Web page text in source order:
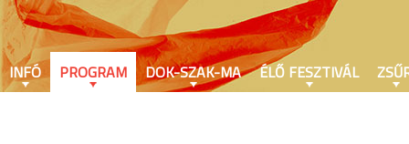
INFÓ PROGRAM DOK-SZAK-MA ÉLŐ FESZTIVÁL